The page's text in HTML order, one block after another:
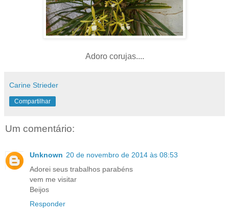
Adoro corujas....
Carine Strieder
Compartilhar
Um comentário:
Unknown 20 de novembro de 2014 às 08:53
Adorei seus trabalhos parabéns
vem me visitar
Beijos
Responder